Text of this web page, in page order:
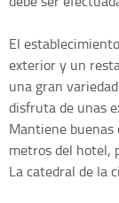
El
exterior y un
una gran
disfruta de unas
Mantiene buenas
metros del hotel,
La catedral de la